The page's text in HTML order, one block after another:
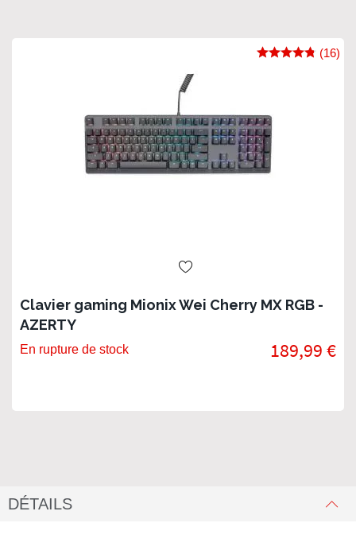
Clavier gaming Mionix Wei Cherry MX RGB -
AZERTY
(16)
En rupture de stock 189,99 €
DÉTAILS